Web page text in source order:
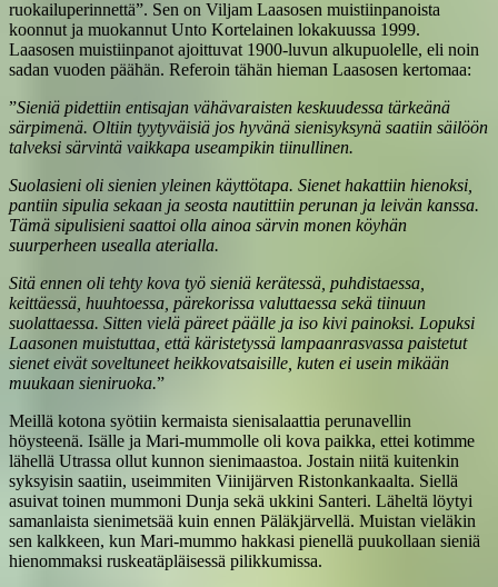
ruokailuperinnettä”. Sen on Viljam Laasosen muistiinpanoista
koonnut ja muokannut Unto Kortelainen lokakuussa 1999.
Laasosen muistiinpanot ajoittuvat 1900-luvun alkupuolelle, eli noin
sadan vuoden päähän. Referoin tähän hieman Laasosen kertomaa:
”Sieniä pidettiin entisajan vähävaraisten keskuudessa tärkeänä
särpimenä. Oltiin tyytyväisiä jos hyvänä sienisyksynä saatiin säilöön
talveksi särvintä vaikkapa useampikin tiinullinen.
Suolasieni oli sienien yleinen käyttötapa. Sienet hakattiin hienoksi,
pantiin sipulia sekaan ja seosta nautittiin perunan ja leivän kanssa.
Tämä sipulisieni saattoi olla ainoa särvin monen köyhän
suurperheen usealla aterialla.
Sitä ennen oli tehty kova työ sieniä kerätessä, puhdistaessa,
keittäessä, huuhtoessa, pärekorissa valuttaessa sekä tiinuun
suolattaessa. Sitten vielä päreet päälle ja iso kivi painoksi. Lopuksi
Laasonen muistuttaa, että käristetyssä lampaanrasvassa paistetut
sienet eivät soveltuneet heikkovatsaisille, kuten ei usein mikään
muukaan sieniruoka.”
Meillä kotona syötiin kermaista sienisalaattia perunavellin
höysteenä. Isälle ja Mari-mummolle oli kova paikka, ettei kotimme
lähellä Utrassa ollut kunnon sienimaastoa. Jostain niitä kuitenkin
syksyisin saatiin, useimmiten Viinijärven Ristonkankaalta. Siellä
asuivat toinen mummoni Dunja sekä ukkini Santeri. Läheltä löytyi
samanlaista sienimetsää kuin ennen Päläkjärvellä. Muistan vieläkin
sen kalkkeen, kun Mari-mummo hakkasi pienellä puukollaan sieniä
hienommaksi ruskeatäpläisessä pilikkumissa.